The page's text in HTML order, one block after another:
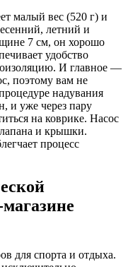
малый вес (520 г) и
летний и
7 см, он хорошо
удобство
И главное —
поэтому вам не
надувания
и уже через пару
на коврике. Насос
и крышки.
процесс
для спорта и отдыха.